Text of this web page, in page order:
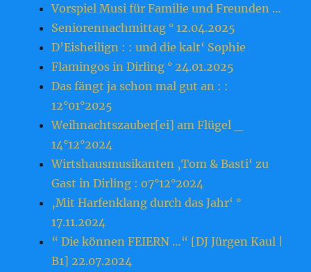
Vorspiel Musi für Familie und Freunden …
Seniorennachmittag ° 12.04.2025
D’Eisheilign : : und die kalt‘ Sophie
Flamingos in Dirling ° 24.01.2025
Das fängt ja schon mal gut an : :
12°01°2025
Weihnachtszauber[ei] am Flügel _
14°12°2024
Wirtshausmusikanten ‚Tom & Basti‘ zu
Gast in Dirling : o7°12°2024
‚Mit Harfenklang durch das Jahr‘ °
17.11.2024
“ Die können FEIERN …“ [DJ Jürgen Kaul |
B1] 22.07.2024